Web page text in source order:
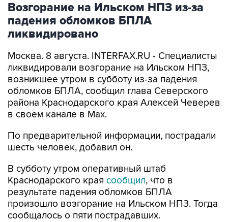
Возгорание на Ильском НПЗ из-за
падения обломков БПЛА
ликвидировано
Москва. 8 августа. INTERFAX.RU - Специалисты
ликвидировали возгорание на Ильском НПЗ,
возникшее утром в субботу из-за падения
обломков БПЛА, сообщил глава Северского
района Краснодарского края Алексей Чеверев
в своем канале в Max.
По предварительной информации, пострадали
шесть человек, добавил он.
В субботу утром оперативный штаб
Краснодарского края сообщил, что в
результате падения обломков БПЛА
произошло возгорание на Ильском НПЗ. Тогда
сообщалось о пяти пострадавших.